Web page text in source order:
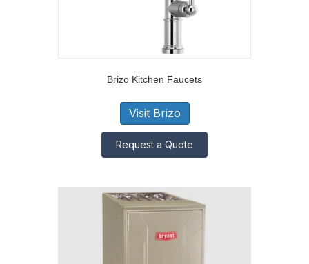
Brizo Kitchen Faucets
Visit Brizo
Request a Quote